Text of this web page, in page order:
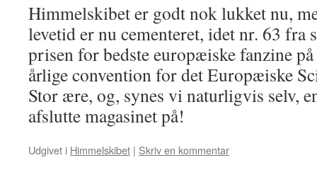
Himmelskibet er godt nok lukket nu,
levetid er nu cementeret, idet nr. 63 fra
prisen for bedste europæiske fanzine på
årlige convention for det Europæiske
Stor ære, og, synes vi naturligvis selv,
afslutte magasinet på!
Udgivet i Himmelskibet | Skriv en kommentar